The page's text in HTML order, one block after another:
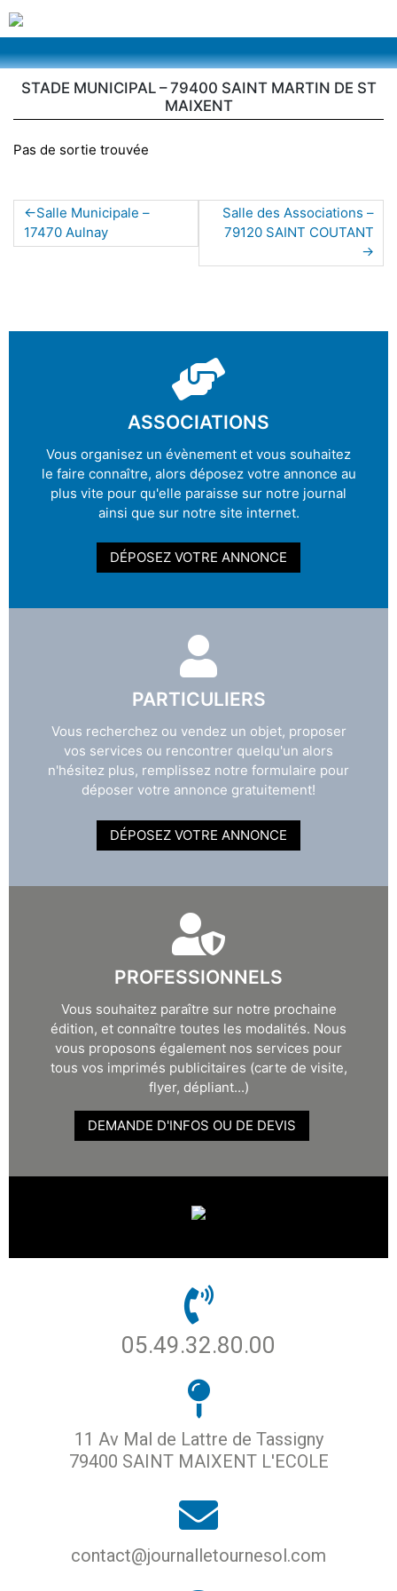
STADE MUNICIPAL – 79400 SAINT MARTIN DE ST
MAIXENT
Pas de sortie trouvée
Salle Municipale –
17470 Aulnay
Salle des Associations –
79120 SAINT COUTANT
ASSOCIATIONS
Vous organisez un évènement et vous souhaitez
le faire connaître, alors déposez votre annonce au
plus vite pour qu'elle paraisse sur notre journal
ainsi que sur notre site internet.
DÉPOSEZ VOTRE ANNONCE
PARTICULIERS
Vous recherchez ou vendez un objet, proposer
vos services ou rencontrer quelqu'un alors
n'hésitez plus, remplissez notre formulaire pour
déposer votre annonce gratuitement!
DÉPOSEZ VOTRE ANNONCE
PROFESSIONNELS
Vous souhaitez paraître sur notre prochaine
édition, et connaître toutes les modalités. Nous
vous proposons également nos services pour
tous vos imprimés publicitaires (carte de visite,
flyer, dépliant...)
DEMANDE D'INFOS OU DE DEVIS
05.49.32.80.00
11 Av Mal de Lattre de Tassigny
79400 SAINT MAIXENT L'ECOLE
contact@journalletournesol.com